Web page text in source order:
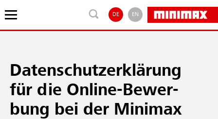
DE EN
Da­ten­schut­z­er­klä­rung
für die On­line-Be­wer­
bung bei der Minimax